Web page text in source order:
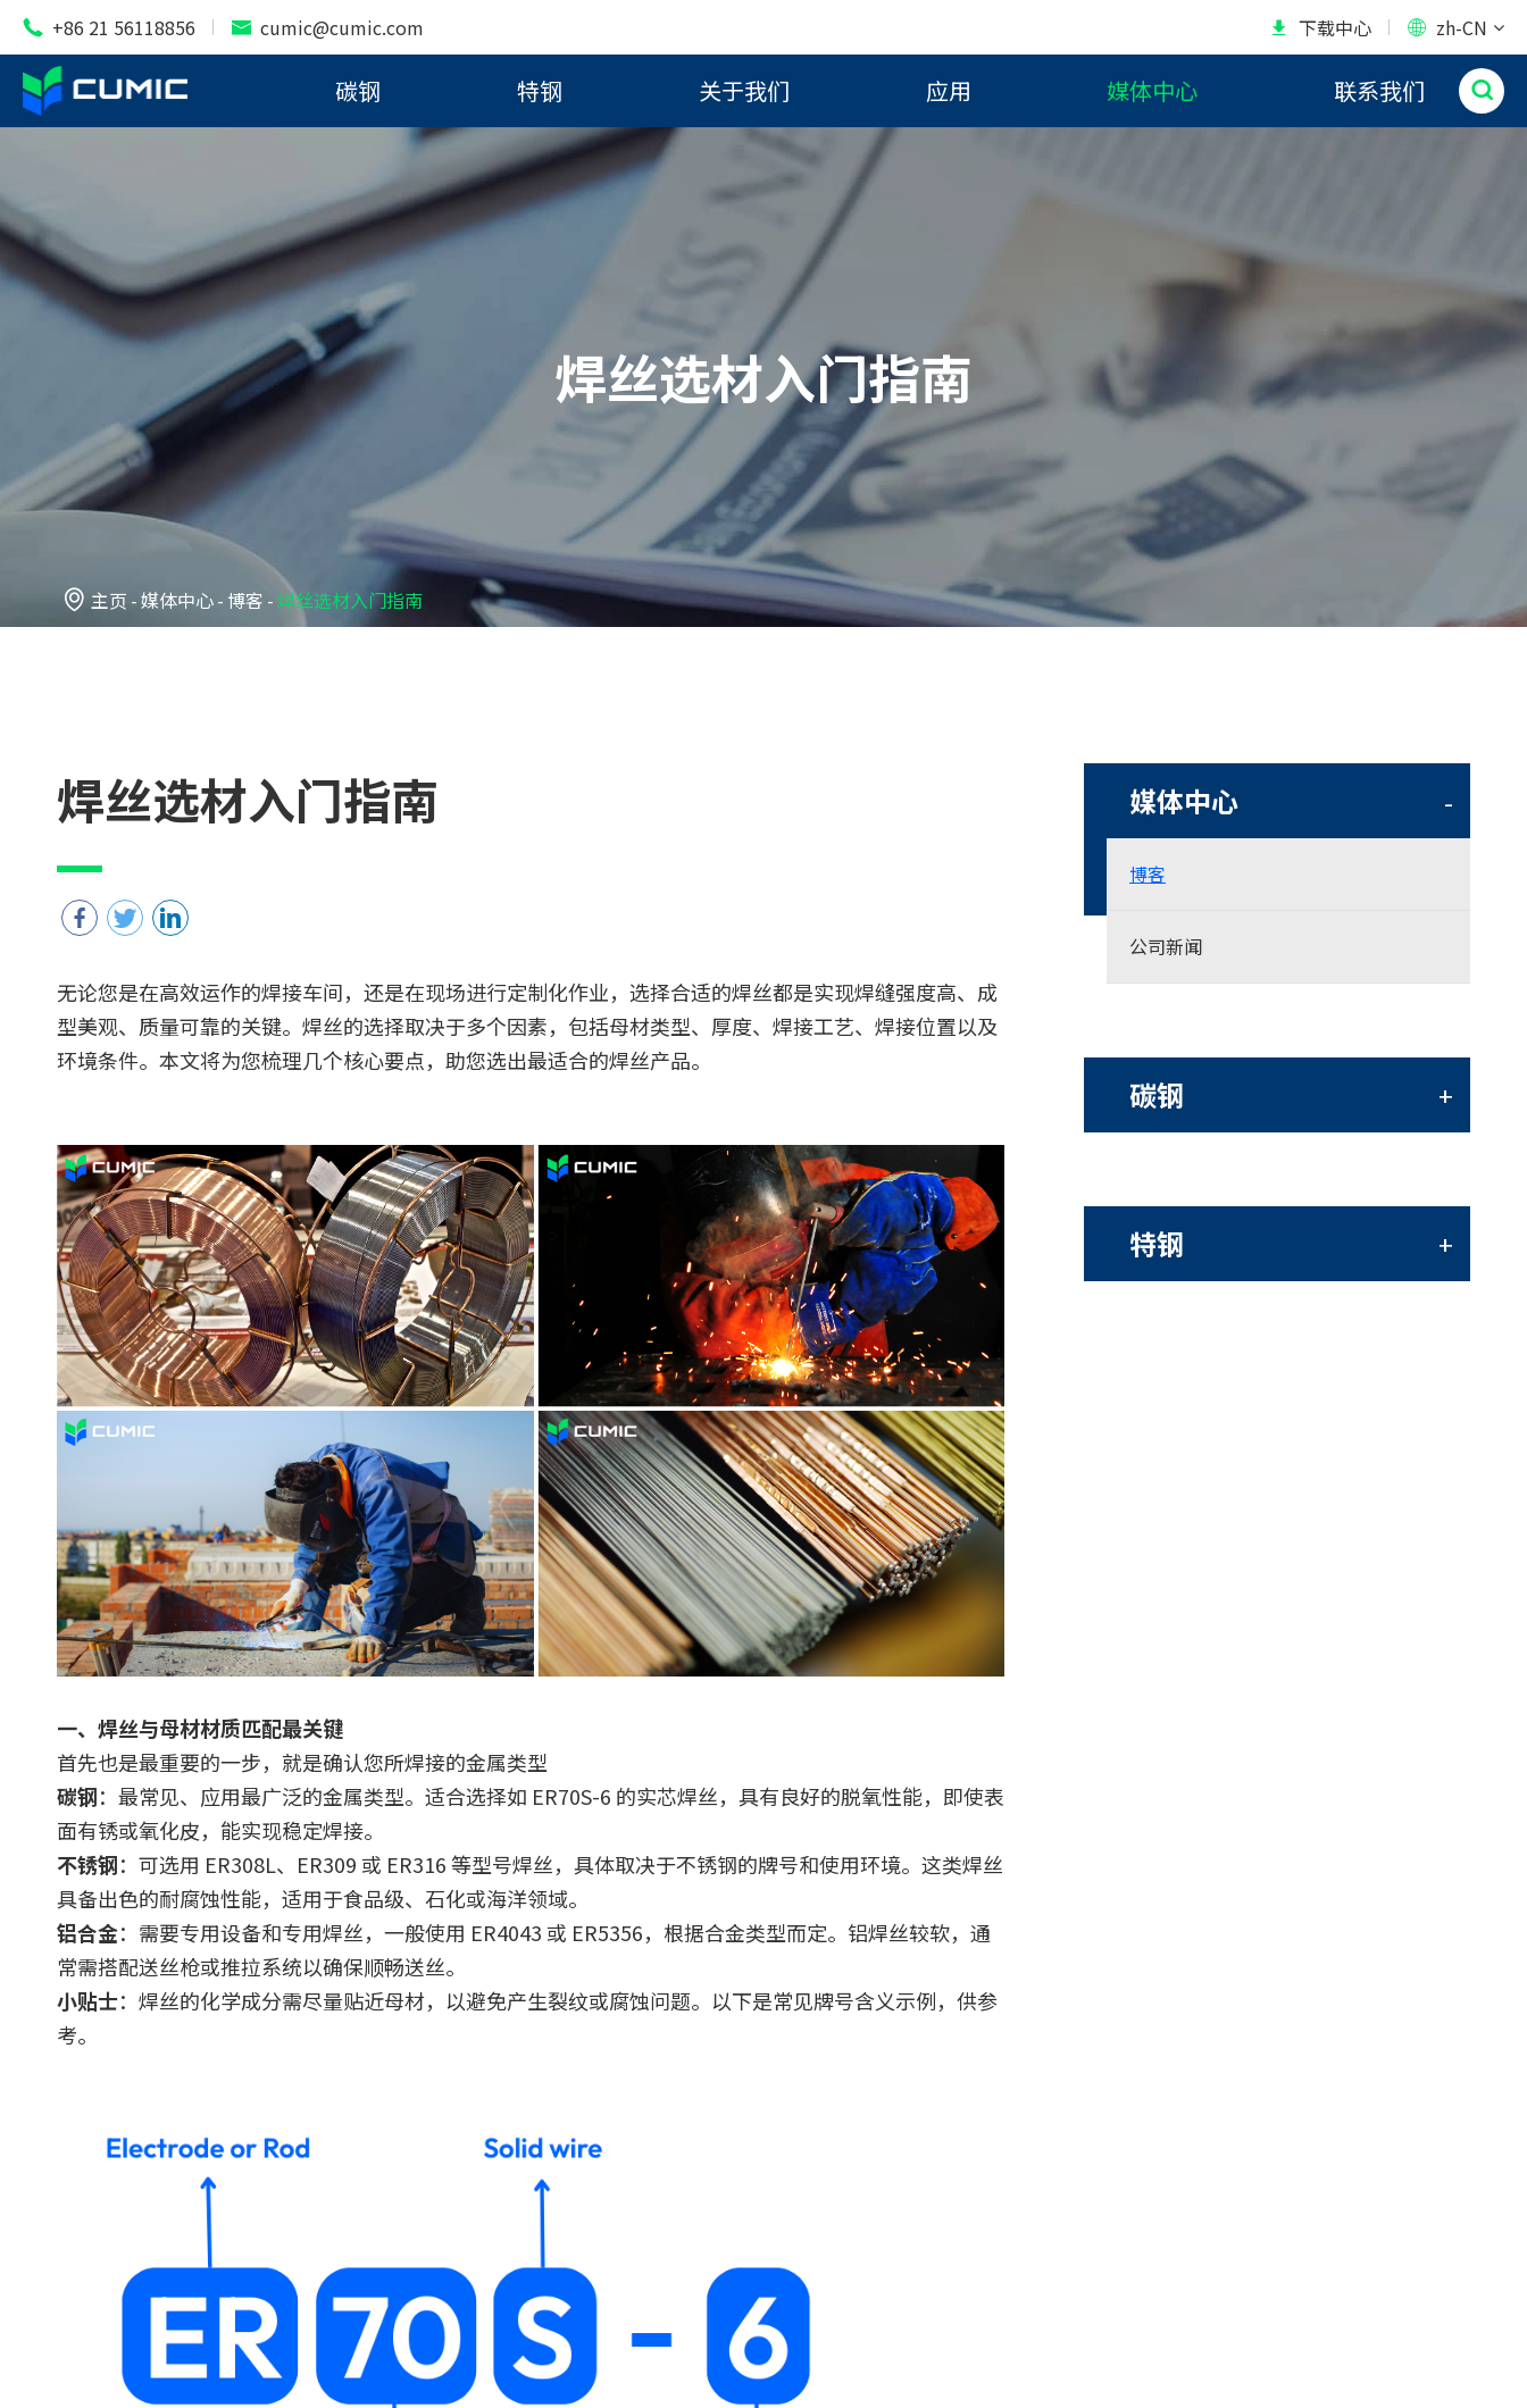
 +86 21 56118856  cumic@cumic.com  下载中心  zh-CN
碳钢 特钢 关于我们 应用 媒体中心 联系我们 
焊丝选材入门指南
 主页 媒体中心 博客 焊丝选材入门指南
焊丝选材入门指南
无论您是在高效运作的焊接车间，还是在现场进行定制化作业，选择合适的焊丝都是实现焊缝强度高、成
型美观、质量可靠的关键。焊丝的选择取决于多个因素，包括母材类型、厚度、焊接工艺、焊接位置以及
环境条件。本文将为您梳理几个核心要点，助您选出最适合的焊丝产品。
一、焊丝与母材材质匹配最关键
首先也是最重要的一步，就是确认您所焊接的金属类型
碳钢：最常见、应用最广泛的金属类型。适合选择如 ER70S-6 的实芯焊丝，具有良好的脱氧性能，即使表
面有锈或氧化皮，能实现稳定焊接。
不锈钢：可选用 ER308L、ER309 或 ER316 等型号焊丝，具体取决于不锈钢的牌号和使用环境。这类焊丝
具备出色的耐腐蚀性能，适用于食品级、石化或海洋领域。
铝合金：需要专用设备和专用焊丝，一般使用 ER4043 或 ER5356，根据合金类型而定。铝焊丝较软，通
常需搭配送丝枪或推拉系统以确保顺畅送丝。
小贴士：焊丝的化学成分需尽量贴近母材，以避免产生裂纹或腐蚀问题。以下是常见牌号含义示例，供参
考。
媒体中心 -
博客
公司新闻
碳钢 +
特钢 +